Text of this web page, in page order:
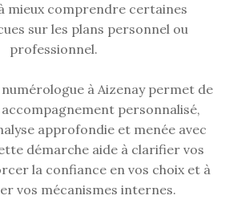
mieux comprendre certaines
sur les plans personnel ou
professionnel.
à Aizenay permet de
accompagnement personnalisé,
approfondie et menée avec
démarche aide à clarifier vos
la confiance en vos choix et à
vos mécanismes internes.